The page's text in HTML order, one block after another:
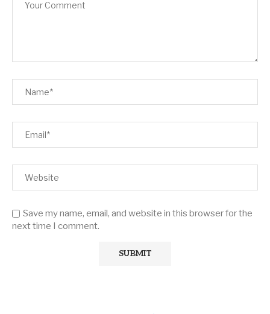
Save my name, email, and website in this browser for the
next time I comment.